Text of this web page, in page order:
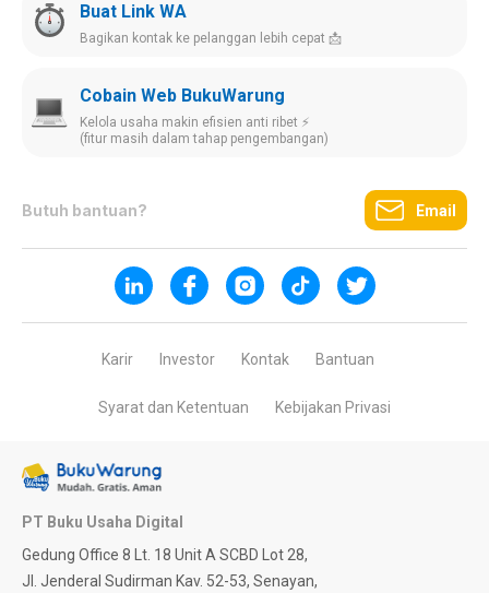
Buat Link WA
Bagikan kontak ke pelanggan lebih cepat 📩
Cobain Web BukuWarung
Kelola usaha makin efisien anti ribet ⚡️
(fitur masih dalam tahap pengembangan)
Butuh bantuan? Email
Karir Investor Kontak Bantuan
Syarat dan Ketentuan Kebijakan Privasi
PT Buku Usaha Digital
Gedung Office 8 Lt. 18 Unit A SCBD Lot 28,
Jl. Jenderal Sudirman Kav. 52-53, Senayan,